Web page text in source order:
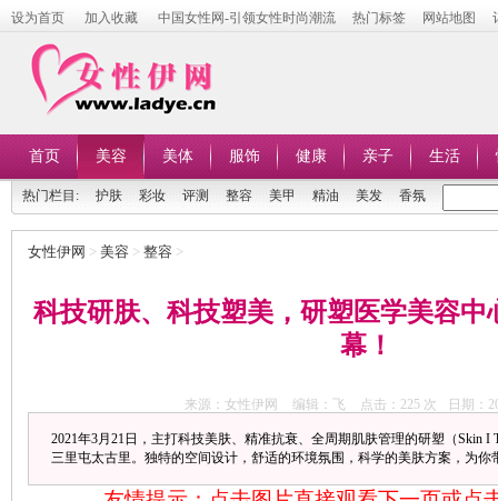
设为首页 加入收藏 中国女性网-引领女性时尚潮流 热门标签 网站地图
首页 美容 美体 服饰 健康 亲子 生活
热门栏目: 护肤 彩妆 评测 整容 美甲 精油 美发 香氛
女性伊网 > 美容 > 整容 >
科技研肤、科技塑美，研塑医学美容中
幕！
来源：女性伊网 编辑：飞 点击： 225 次 日期：
2021年3月21日，主打科技美肤、精准抗衰、全周期肌肤管理的研塑（Skin I
三里屯太古里。独特的空间设计，舒适的环境氛围，科学的美肤方案，为你